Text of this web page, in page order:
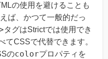
の使用を避けることも
ば、かつて一般的だっ
タグはStrictでは使用でき
てCSSで代替できます。
のcolorプロパティを